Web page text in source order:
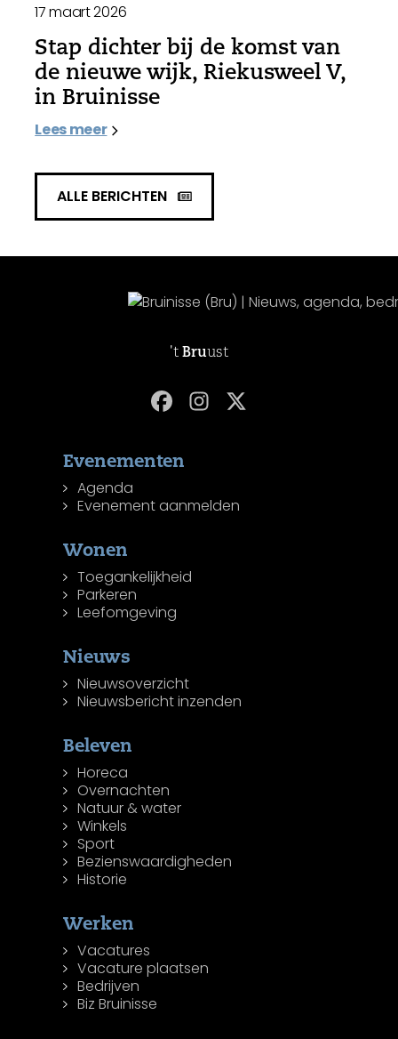
17 maart 2026
Stap dichter bij de komst van
de nieuwe wijk, Riekusweel V,
in Bruinisse
Lees meer
ALLE BERICHTEN
't Bruust
Evenementen
Agenda
Evenement aanmelden
Wonen
Toegankelijkheid
Parkeren
Leefomgeving
Nieuws
Nieuwsoverzicht
Nieuwsbericht inzenden
Beleven
Horeca
Overnachten
Natuur & water
Winkels
Sport
Bezienswaardigheden
Historie
Werken
Vacatures
Vacature plaatsen
Bedrijven
Biz Bruinisse